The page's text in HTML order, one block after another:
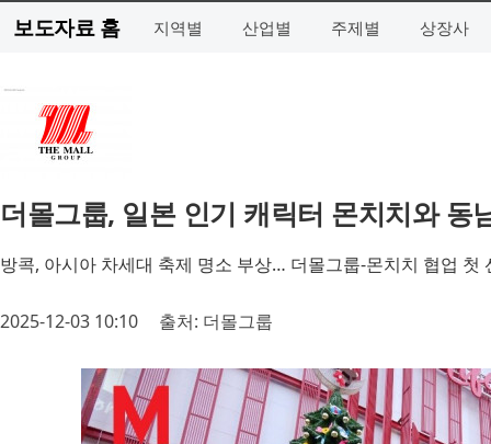
보도자료 홈 지역별 산업별 주제별 상장사
더몰그룹, 일본 인기 캐릭터 몬치치와 동
방콕, 아시아 차세대 축제 명소 부상… 더몰그룹-몬치치 협업 첫
2025-12-03 10:10 출처: 더몰그룹